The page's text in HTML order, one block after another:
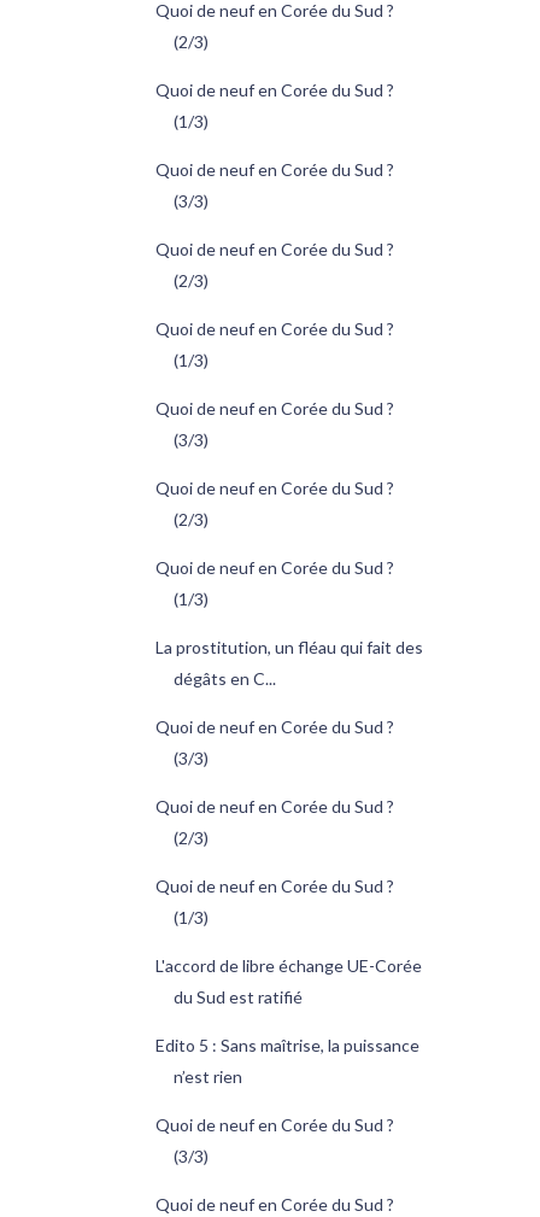
Quoi de neuf en Corée du Sud ?
(2/3)
Quoi de neuf en Corée du Sud ?
(1/3)
Quoi de neuf en Corée du Sud ?
(3/3)
Quoi de neuf en Corée du Sud ?
(2/3)
Quoi de neuf en Corée du Sud ?
(1/3)
Quoi de neuf en Corée du Sud ?
(3/3)
Quoi de neuf en Corée du Sud ?
(2/3)
Quoi de neuf en Corée du Sud ?
(1/3)
La prostitution, un fléau qui fait des
dégâts en C...
Quoi de neuf en Corée du Sud ?
(3/3)
Quoi de neuf en Corée du Sud ?
(2/3)
Quoi de neuf en Corée du Sud ?
(1/3)
L'accord de libre échange UE-Corée
du Sud est ratifié
Edito 5 : Sans maîtrise, la puissance
n’est rien
Quoi de neuf en Corée du Sud ?
(3/3)
Quoi de neuf en Corée du Sud ?